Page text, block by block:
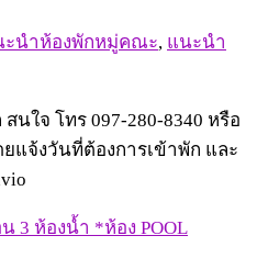
ะนำห้องพักหมู่คณะ, แนะนำ
นใจ โทร 097-280-8340 หรือ
แจ้งวันที่ต้องการเข้าพัก และ